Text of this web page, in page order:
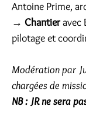
Antoine Prime,
→ Chantieravec
pilotage et
Modération par
chargées de
NB : JR ne sera